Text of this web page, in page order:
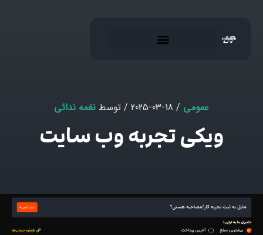
عمومی / 2025-03-18 / توسط نغمه ندائی
ویکی تجربه وب سایت